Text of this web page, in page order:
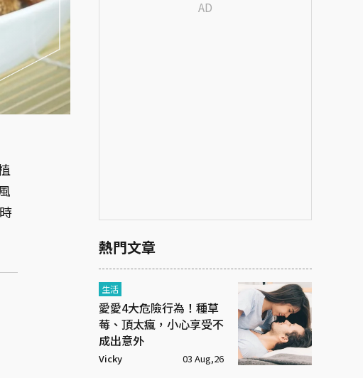
熱門文章
生活
愛愛4大危險行為！種草
莓、頂太瘋，小心享受不
成出意外
Vicky 03 Aug,26